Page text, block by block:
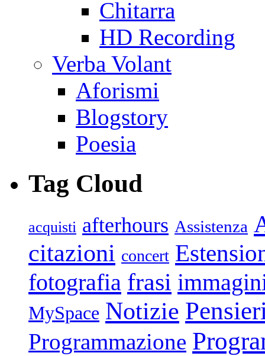
Chitarra
HD Recording
Verba Volant
Aforismi
Blogstory
Poesia
Tag Cloud
acquisti afterhours Assistenza
citazioni concert
fotografia frasi
MySpace Notizie
Programmazione